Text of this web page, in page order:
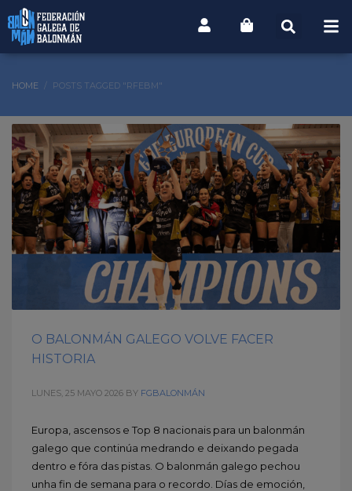
HOME POSTS TAGGED "RFEBM"
O BALONMÁN GALEGO VOLVE FACER
HISTORIA
LUNES, 25 MAYO 2026 BY FGBALONMÁN
Europa, ascensos e Top 8 nacionais para un balonmán
galego que continúa medrando e deixando pegada
dentro e fóra das pistas. O balonmán galego pechou
unha fin de semana para o recordo. Días de emoción,